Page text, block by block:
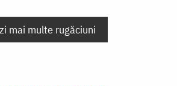
mai multe rugăciuni